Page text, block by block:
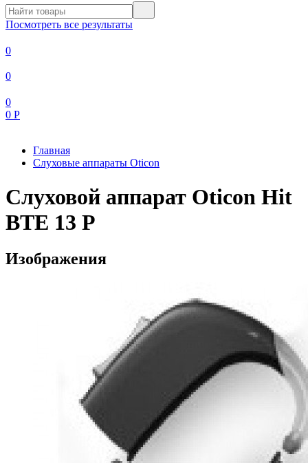
Посмотреть все результаты
0
0
0
0 Р
Главная
Слуховые аппараты Oticon
Слуховой аппарат Oticon Hit
BTE 13 P
Изображения